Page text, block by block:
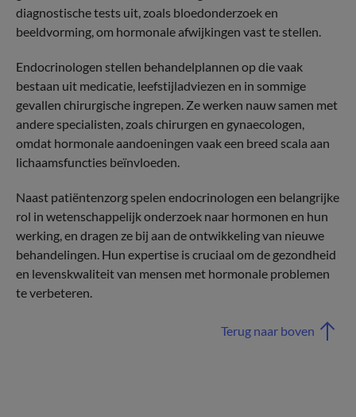
diagnostische tests uit, zoals bloedonderzoek en
beeldvorming, om hormonale afwijkingen vast te stellen.
Endocrinologen stellen behandelplannen op die vaak
bestaan uit medicatie, leefstijladviezen en in sommige
gevallen chirurgische ingrepen. Ze werken nauw samen met
andere specialisten, zoals chirurgen en gynaecologen,
omdat hormonale aandoeningen vaak een breed scala aan
lichaamsfuncties beïnvloeden.
Naast patiëntenzorg spelen endocrinologen een belangrijke
rol in wetenschappelijk onderzoek naar hormonen en hun
werking, en dragen ze bij aan de ontwikkeling van nieuwe
behandelingen. Hun expertise is cruciaal om de gezondheid
en levenskwaliteit van mensen met hormonale problemen
te verbeteren.
Terug naar boven